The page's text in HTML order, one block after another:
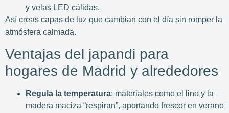
y velas LED cálidas.
Así creas capas de luz que cambian con el día sin romper la
atmósfera calmada.
Ventajas del japandi para
hogares de Madrid y alrededores
Regula la temperatura: materiales como el lino y la
madera maciza “respiran”, aportando frescor en verano